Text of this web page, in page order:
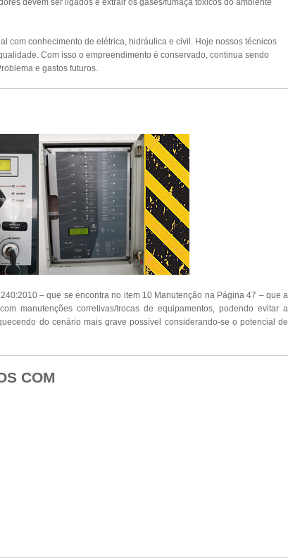
com conhecimento de elétrica, hidráulica e civil. Hoje nossos técnicos
Com isso o empreendimento é conservado, continua sendo
e gastos futuros.
– que se encontra no item 10 Manutenção na Página 47 – que a
manutenções corretivas/trocas de equipamentos, podendo evitar a
do cenário mais grave possível considerando-se o potencial de
COM